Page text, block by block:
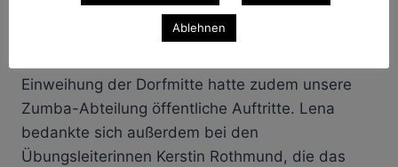
Insgesamt gibt es 170 Kursteilnehmende in 14
verschiedenen Kurse für Kinder, Jugendliche und
Einweihung der Dorfmitte hatte zudem unsere
Zumba-Abteilung öffentliche Auftritte. Lena
bedankte sich außerdem bei den
Übungsleiterinnen Kerstin Rothmund, die das
Ablehnen